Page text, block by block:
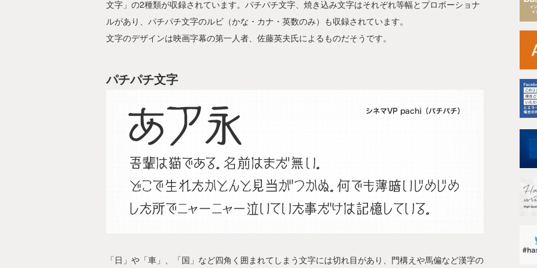
文字」の2種類が収録されています。パチパチ文字、焼き込み文字はそれぞれ等幅とプロポーショナ
ルがあり、パチパチ文字のルビ（かな・カナ・英数のみ）も収録されています。
文字のデザインは映画字幕の第一人者、佐藤英夫氏によるものだそうです。
パチパチ文字
「日」や「車」、「国」など四角く囲まれてしまう文字には切れ目があり、門構えや馬偏など漢字の